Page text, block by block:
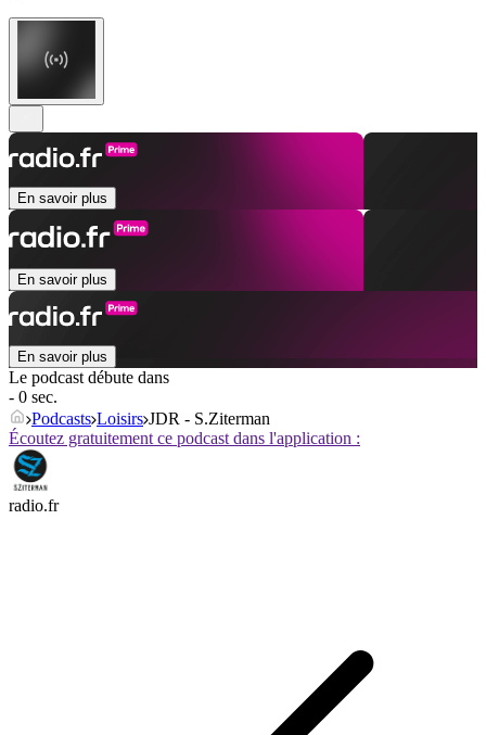
En savoir plus
En savoir plus
En savoir plus
Le podcast débute dans
- 0 sec.
Podcasts Loisirs JDR - S.Ziterman
Écoutez gratuitement ce podcast dans l'application :
radio.fr